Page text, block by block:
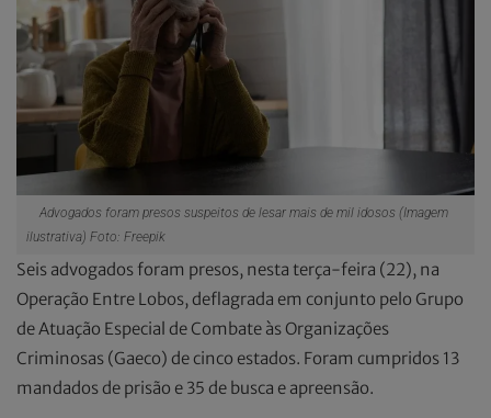
Advogados foram presos suspeitos de lesar mais de mil idosos (Imagem
ilustrativa) Foto: Freepik
Seis advogados foram presos, nesta terça-feira (22), na
Operação Entre Lobos, deflagrada em conjunto pelo Grupo
de Atuação Especial de Combate às Organizações
Criminosas (Gaeco) de cinco estados. Foram cumpridos 13
mandados de prisão e 35 de busca e apreensão.